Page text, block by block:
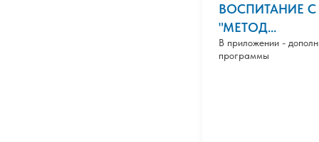
ВОСПИТАНИЕ
"МЕТОД...
В приложении -
программы